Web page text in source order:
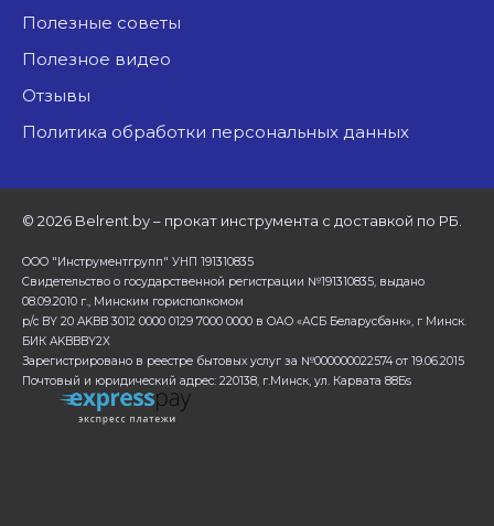
Полезные советы
Полезное видео
Отзывы
Политика обработки персональных данных
© 2026 Belrent.by – прокат инструмента с доставкой по РБ.
ООО "Инструментгрупп" УНП 191310835
Свидетельство о государственной регистрации №191310835, выдано
08.09.2010 г., Минским горисполкомом
р/с BY 20 AKBB 3012 0000 0129 7000 0000 в ОАО «АСБ Беларусбанк», г Минск.
БИК AKBBBY2X
Зарегистрировано в реестре бытовых услуг за №000000022574 от 19.06.2015
Почтовый и юридический адрес: 220138, г.Минск, ул. Карвата 88Бs